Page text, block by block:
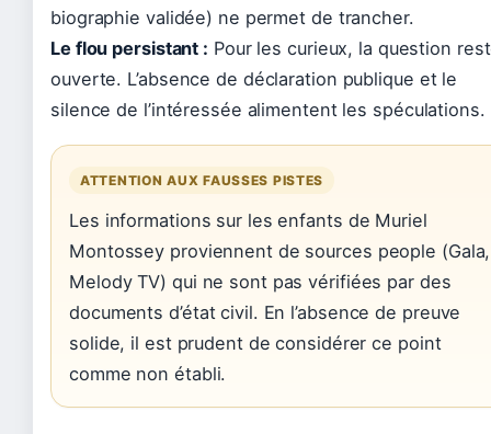
biographie validée) ne permet de trancher.
Le flou persistant : Pour les curieux, la question
ouverte. L’absence de déclaration publique et le
silence de l’intéressée alimentent les spéculations.
ATTENTION AUX FAUSSES PISTES
Les informations sur les enfants de Muriel
Montossey proviennent de sources people (Gala,
Melody TV) qui ne sont pas vérifiées par des
documents d’état civil. En l’absence de preuve
solide, il est prudent de considérer ce point
comme non établi.